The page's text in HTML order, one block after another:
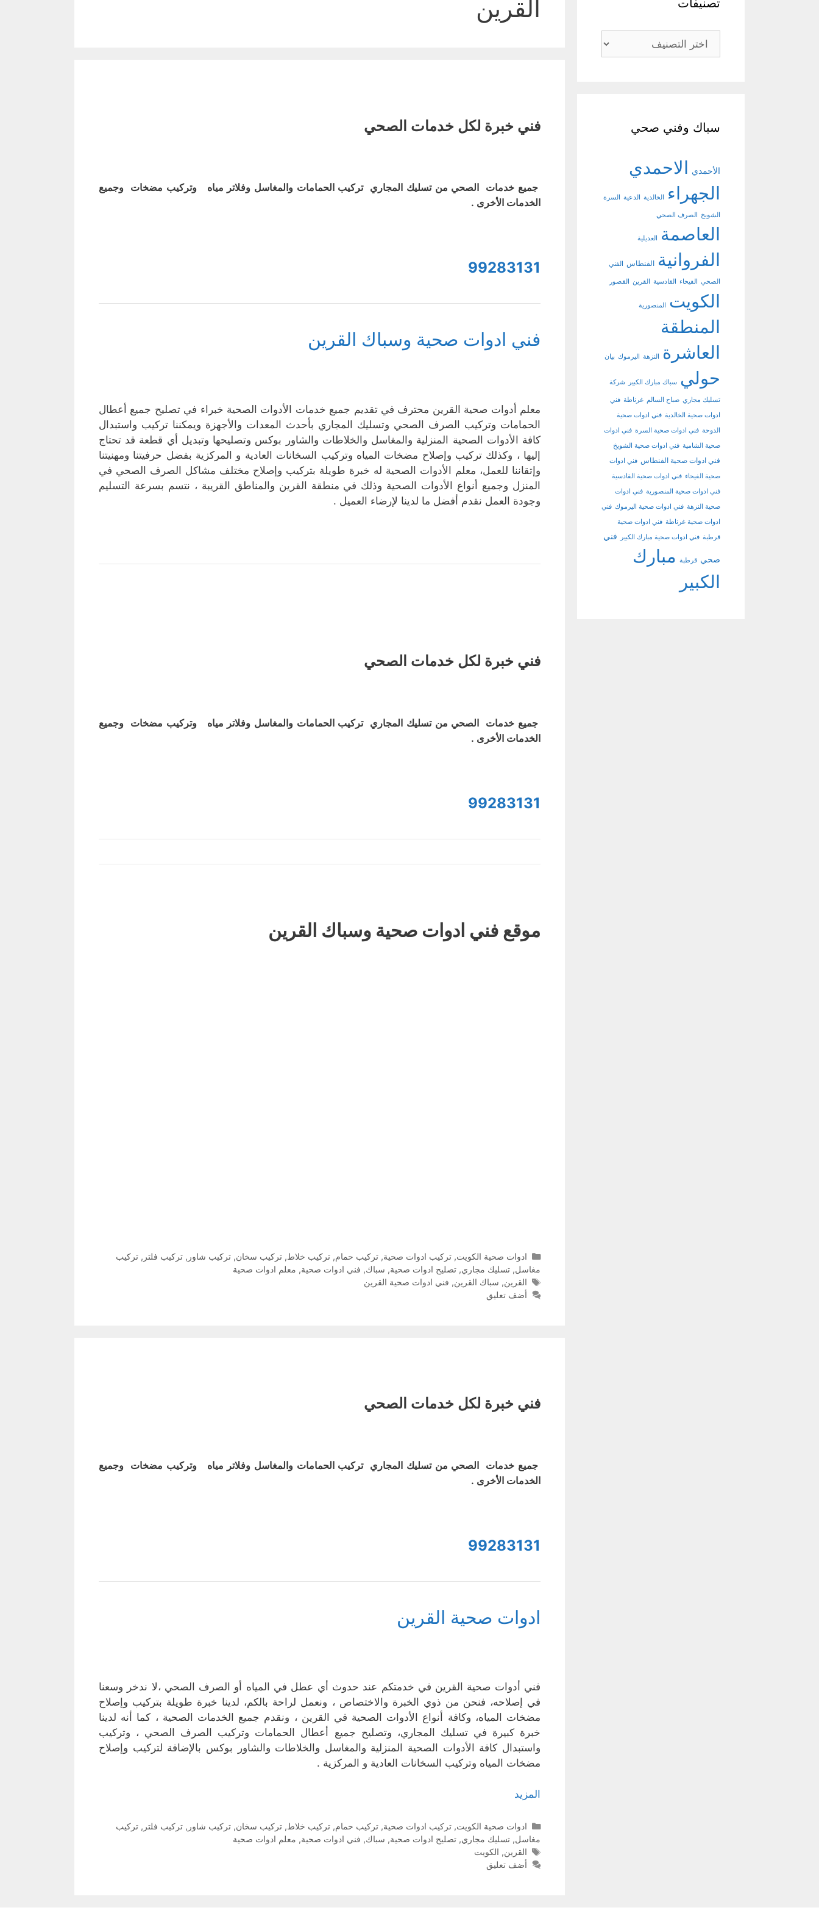
القرين
فني خبرة لكل خدمات الصحي
جميع خدمات الصحي من تسليك المجاري تركيب الحمامات والمغاسل وفلاتر مياه وتركيب مضخات وجميع
الخدمات الأخرى .
99283131
فني ادوات صحية وسباك القرين
معلم أدوات صحية القرين محترف في تقديم جميع خدمات الأدوات الصحية خبراء في تصليح جميع أعطال
الحمامات وتركيب الصرف الصحي وتسليك المجاري بأحدث المعدات والأجهزة ويمكننا تركيب واستبدال
كافة الأدوات الصحية المنزلية والمغاسل والخلاطات والشاور بوكس وتصليحها وتبديل أي قطعة قد تحتاج
إليها ، وكذلك تركيب وإصلاح مضخات المياه وتركيب السخانات العادية و المركزية بفضل حرفيتنا ومهنيتنا
وإتقاننا للعمل، معلم الأدوات الصحية له خبرة طويلة بتركيب وإصلاح مختلف مشاكل الصرف الصحي في
المنزل وجميع أنواع الأدوات الصحية وذلك في منطقة القرين والمناطق القريبة ، نتسم بسرعة التسليم
وجودة العمل نقدم أفضل ما لدينا لإرضاء العميل .
فني خبرة لكل خدمات الصحي
جميع خدمات الصحي من تسليك المجاري تركيب الحمامات والمغاسل وفلاتر مياه وتركيب مضخات وجميع
الخدمات الأخرى .
99283131
موقع فني ادوات صحية وسباك القرين
التصنيفات
ادوات صحية الكويت, تركيب ادوات صحية, تركيب حمام, تركيب خلاط, تركيب سخان, تركيب شاور , تركيب فلتر , تركيب
مغاسل, تسليك مجاري, تصليح ادوات صحية, سباك, فني ادوات صحية, معلم ادوات صحية
الوسوم
القرين, سباك القرين, فني ادوات صحية القرين
أضف تعليق
فني خبرة لكل خدمات الصحي
جميع خدمات الصحي من تسليك المجاري تركيب الحمامات والمغاسل وفلاتر مياه وتركيب مضخات وجميع
الخدمات الأخرى .
99283131
ادوات صحية القرين
فني أدوات صحية القرين في خدمتكم عند حدوث أي عطل في المياه أو الصرف الصحي ،لا ندخر وسعنا
في إصلاحه، فنحن من ذوي الخبرة والاختصاص ، ونعمل لراحة بالكم، لدينا خبرة طويلة بتركيب وإصلاح
مضخات المياه، وكافة أنواع الأدوات الصحية في القرين ، ونقدم جميع الخدمات الصحية ، كما أنه لدينا
خبرة كبيرة في تسليك المجاري، وتصليح جميع أعطال الحمامات وتركيب الصرف الصحي ، وتركيب
واستبدال كافة الأدوات الصحية المنزلية والمغاسل والخلاطات والشاور بوكس بالإضافة لتركيب وإصلاح
مضخات المياه وتركيب السخانات العادية و المركزية .
المزيد
التصنيفات
ادوات صحية الكويت, تركيب ادوات صحية, تركيب حمام, تركيب خلاط, تركيب سخان, تركيب شاور , تركيب فلتر , تركيب
مغاسل, تسليك مجاري, تصليح ادوات صحية, سباك, فني ادوات صحية, معلم ادوات صحية
الوسوم
القرين, الكويت
أضف تعليق
تصنيفات
تصنيفات
سباك وفني صحي
الأحمدي الاحمدي
الجهراء
الخالدية الدعية السرة
الشويخ الصرف الصحي
العاصمة العديلية
الفروانية الفنطاس الفني
الصحي الفيحاء القادسية القرين القصور
الكويت المنصورية
المنطقة
العاشرة
النزهة اليرموك بيان
حولي سباك مبارك الكبير شركة
تسليك مجاري صباح السالم غرناطة فني
ادوات صحية الخالدية فني ادوات صحية
الدوحة فني ادوات صحية السرة فني ادوات
صحية الشامية فني ادوات صحية الشويخ
فني ادوات صحية الفنطاس فني ادوات
صحية الفيحاء فني ادوات صحية القادسية
فني ادوات صحية المنصورية فني ادوات
صحية النزهة فني ادوات صحية اليرموك فني
ادوات صحية غرناطة فني ادوات صحية
قرطبة فني ادوات صحية مبارك الكبير فني
صحي قرطبة مبارك
الكبير